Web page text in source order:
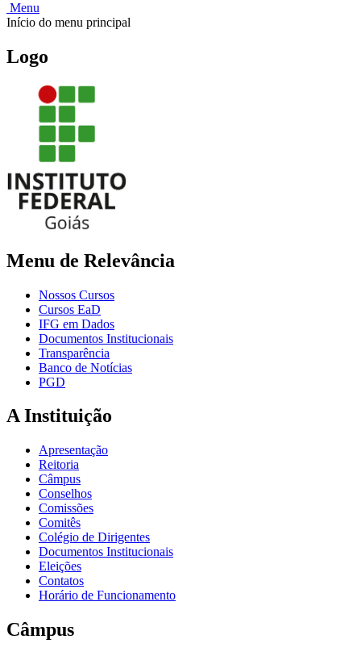
Menu
Início do menu principal
Logo
Menu de Relevância
Nossos Cursos
Cursos EaD
IFG em Dados
Documentos Institucionais
Transparência
Banco de Notícias
PGD
A Instituição
Apresentação
Reitoria
Câmpus
Conselhos
Comissões
Comitês
Colégio de Dirigentes
Documentos Institucionais
Eleições
Contatos
Horário de Funcionamento
Câmpus